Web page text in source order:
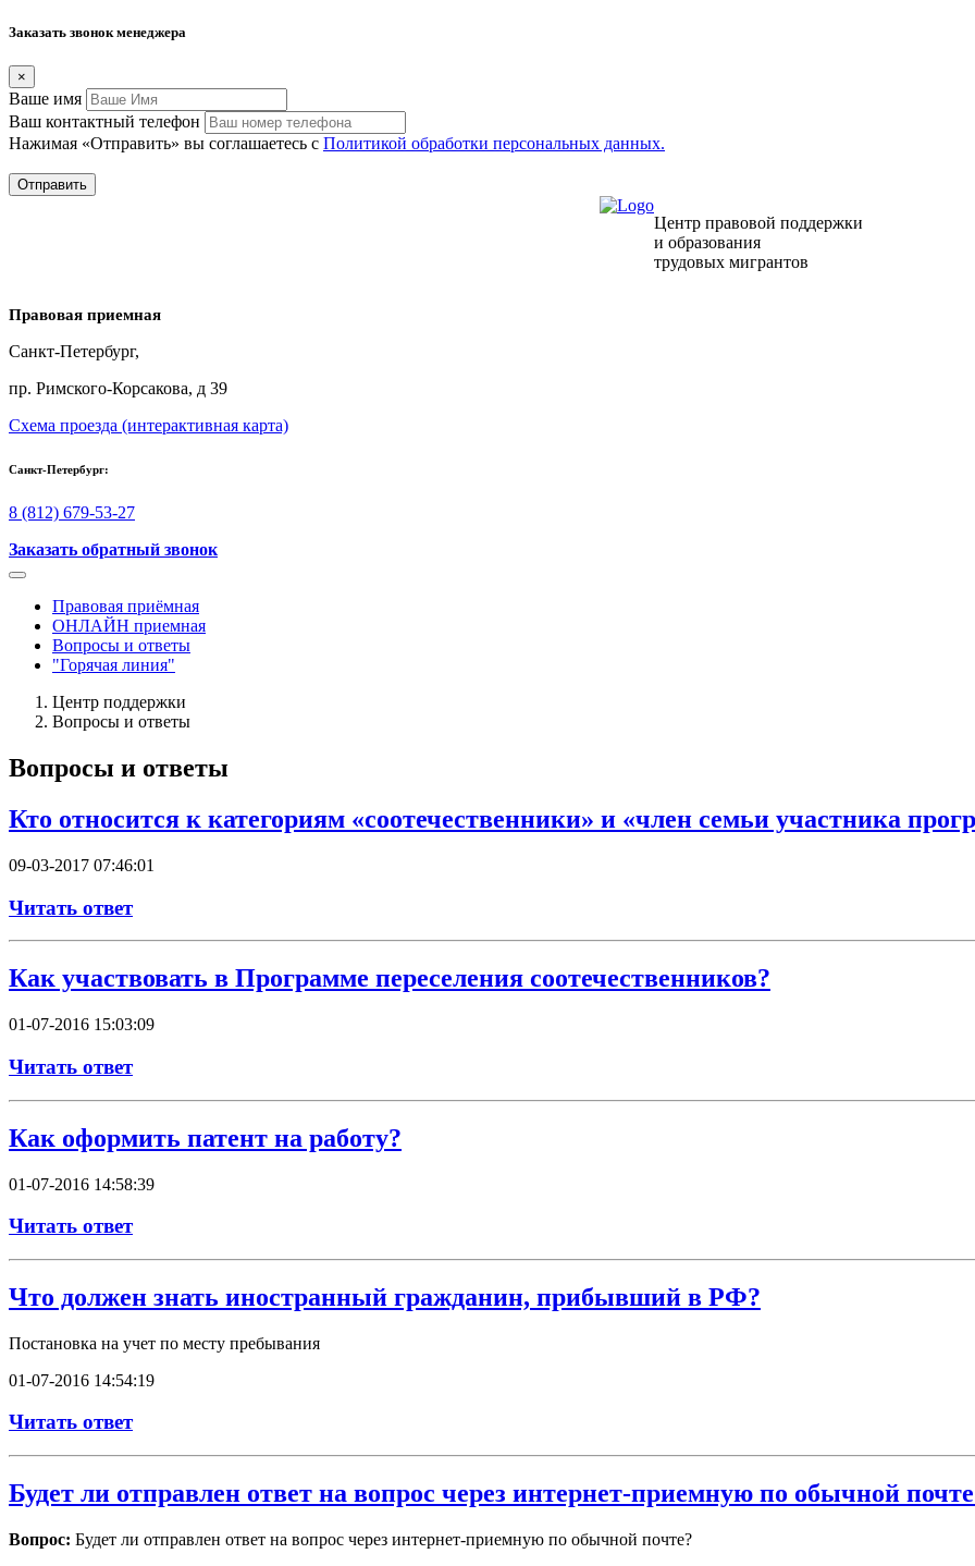
Заказать звонок менеджера
×
Вашe имя
Ваш контактный телефон
Нажимая «Отправить» вы соглашаетесь с Политикой обработки персональных данных.
Центр правовой поддержки
и образования
трудовых мигрантов
Правовая приемная
Санкт-Петербург,
пр. Римского-Корсакова, д 39
Схема проезда (интерактивная карта)
Санкт-Петербург:
8 (812) 679-53-27
Заказать обратный звонок
Правовая приёмная
ОНЛАЙН приемная
Вопросы и ответы
"Горячая линия"
Центр поддержки
Вопросы и ответы
Вопросы и ответы
Кто относится к категориям «соотечественники» и «член семьи участника
09-03-2017 07:46:01
Читать ответ
Как участвовать в Программе переселения соотечественников?
01-07-2016 15:03:09
Читать ответ
Как оформить патент на работу?
01-07-2016 14:58:39
Читать ответ
Что должен знать иностранный гражданин, прибывший в РФ?
Постановка на учет по месту пребывания
01-07-2016 14:54:19
Читать ответ
Будет ли отправлен ответ на вопрос через интернет-приемную по обычной
Вопрос: Будет ли отправлен ответ на вопрос через интернет-приемную по обычной почте?